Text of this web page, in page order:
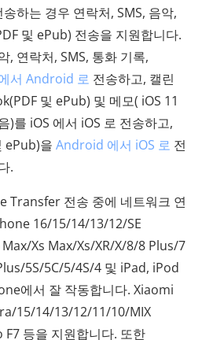
하는 경우 연락처, SMS, 음악,
및 ePub) 전송을 지원합니다.
, 연락처, SMS, 통화 기록,
서 Android 로 전송하고, 캘린
및 ePub) 및 메모( iOS 11
)를 iOS 에서 iOS 로 전송하고,
ePub)을 Android 에서 iOS 로 전
.
Transfer 전송 중에 네트워크 연
16/15/14/13/12/SE
Xs Max/Xs/XR/X/8/8 Plus/7
5S/5C/5/4S/4 및 iPad, iPod
에서 잘 작동합니다. Xiaomi
15/14/13/12/11/10/MIX
등을 지원합니다. 또한